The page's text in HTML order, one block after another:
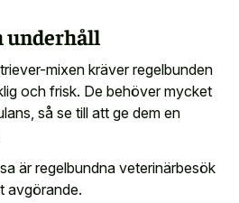
underhåll
mixen kräver regelbunden
och frisk. De behöver mycket
så se till att ge dem en
är regelbundna veterinärbesök
avgörande.